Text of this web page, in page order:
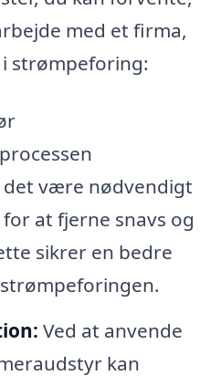
med et firma,
strømpeforing:
det være nødvendigt
at fjerne snavs og
sikrer en bedre
Ved at anvende
kan